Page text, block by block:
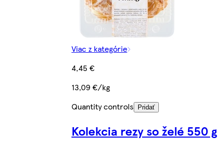
Viac z kategórie
4,45 €
13,09 €/kg
Quantity controls
Pridať
Kolekcia rezy so želé 550 g